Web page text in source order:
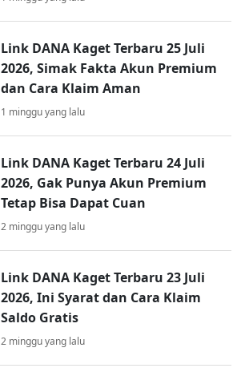
Link DANA Kaget Terbaru 25 Juli
2026, Simak Fakta Akun Premium
dan Cara Klaim Aman
1 minggu yang lalu
Link DANA Kaget Terbaru 24 Juli
2026, Gak Punya Akun Premium
Tetap Bisa Dapat Cuan
2 minggu yang lalu
Link DANA Kaget Terbaru 23 Juli
2026, Ini Syarat dan Cara Klaim
Saldo Gratis
2 minggu yang lalu